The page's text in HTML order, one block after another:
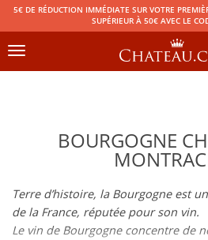
5€ DE RÉDUCTION IMMÉDIATE SUR VOTRE
SUPÉRIEUR À 50€ AVEC LE
Toggle
BOURGOGNE
Terre d’histoire, la Bourgogne est
de la France, réputée pour son vin.
Le vin de Bourgogne concentre de